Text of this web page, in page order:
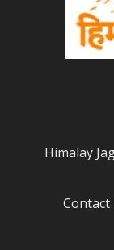
Himalay
Contact